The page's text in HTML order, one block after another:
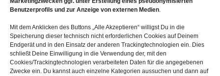
Benutzerprofils und zur Anzeige von externen Medien.
Mit dem Anklicken des Buttons „Alle Akzeptieren“ willigst Du in die
Speicherung dieser technisch nicht erforderlichen Cookies auf Deinem
Endgerät und in den Einsatz der anderen Trackingtechnologien ein. Dies
schließt Deine Einwilligung in die Verwendung der, mit den
Cookies/Trackingtechnologien verarbeiteten Daten für die angegebenen
Zwecke ein. Du kannst auch einzelne Kategorien aussuchen und dann auf
Mehr über die Boulderwelt
 Unsere Hallen im Überblick